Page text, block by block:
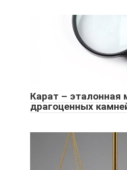
Карат – эталонная
драгоценных